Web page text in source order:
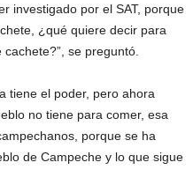
investigado por el SAT, porque
¿qué quiere decir para
se preguntó.
tiene el poder, pero ahora
no tiene para comer, esa
porque se ha
de Campeche y lo que sigue